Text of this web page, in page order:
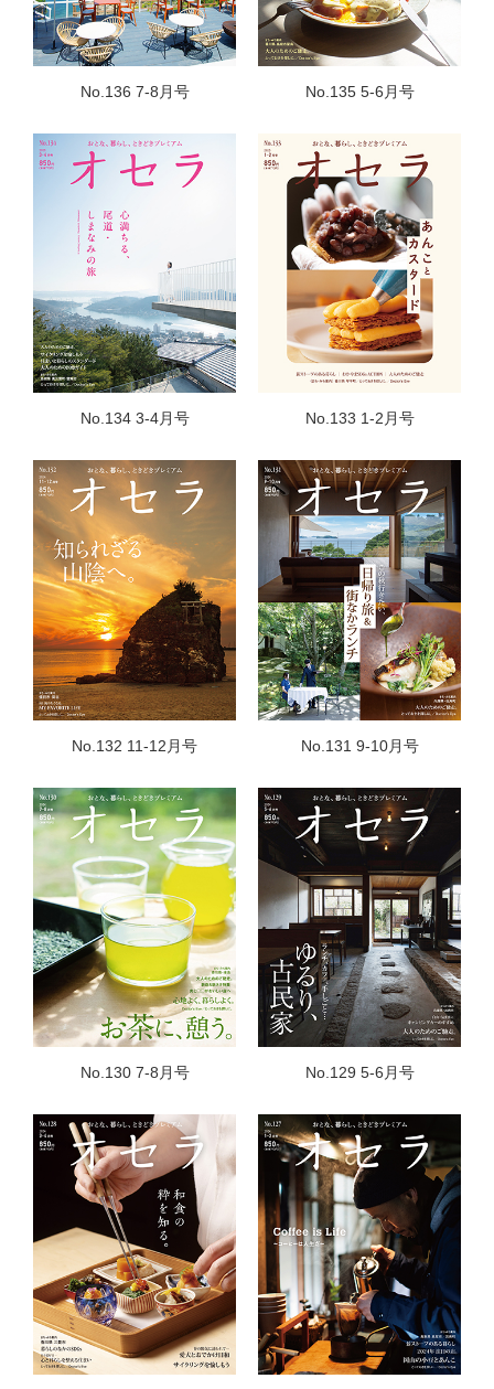
No.136 7-8月号 No.135 5-6月号
No.134 3-4月号 No.133 1-2月号
No.132 11-12月号 No.131 9-10月号
No.130 7-8月号 No.129 5-6月号